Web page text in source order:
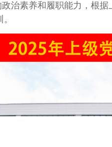
治素养和履职能力，根据